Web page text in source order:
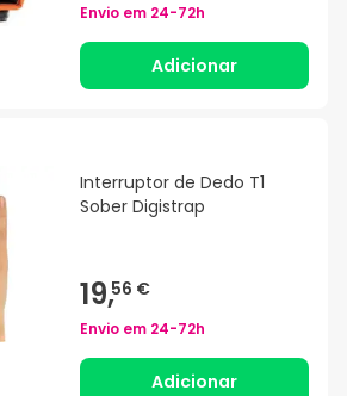
Envio em 24-72h
Adicionar
Interruptor de Dedo T1
Sober Digistrap
19,56 €
Envio em 24-72h
Adicionar